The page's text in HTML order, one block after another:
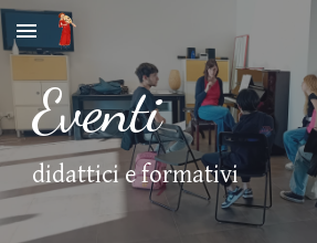
Skip to main content
Eventi
didattici e formativi